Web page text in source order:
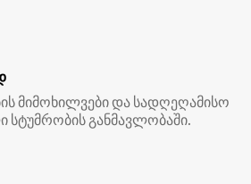
მიმოხილვები და სადღეღამისო
განმავლობაში.